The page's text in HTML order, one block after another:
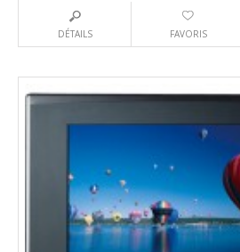
DÉTAILS FAVORIS